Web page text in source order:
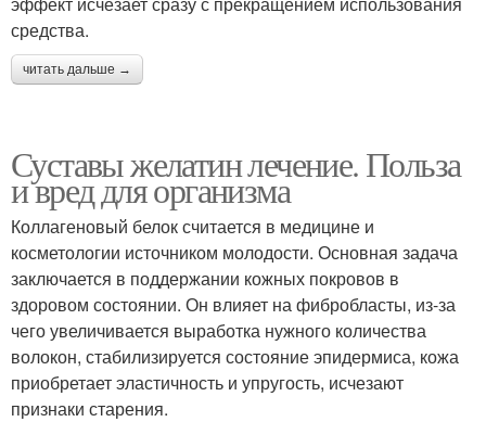
средства.
читать дальше →
Суставы желатин лечение. Польза
и вред для организма
Коллагеновый белок считается в медицине и
косметологии источником молодости. Основная задача
заключается в поддержании кожных покровов в
здоровом состоянии. Он влияет на фибробласты, из-за
чего увеличивается выработка нужного количества
волокон, стабилизируется состояние эпидермиса, кожа
приобретает эластичность и упругость, исчезают
признаки старения.